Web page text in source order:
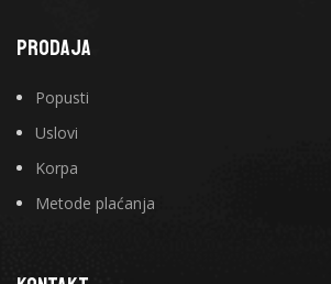
PRODAJA
Popusti
Uslovi
Korpa
Metode plaćanja